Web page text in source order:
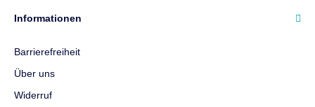
Informationen
Barrierefreiheit
Über uns
Widerruf